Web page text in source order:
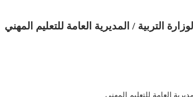
التربية / المديرية العامة للتعليم المهني
العامة للتعليم المهني